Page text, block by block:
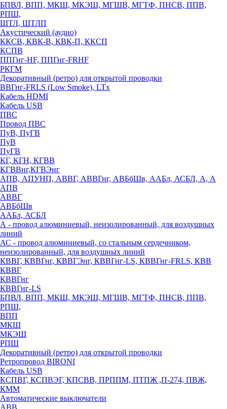
БПВЛ, ВПП, МКШ, МКЭШ, МГШВ, МГТФ, ПНСВ, ППВ,
РПШ,
ШТЛ, ШТЛП
Акустический (аудио)
ККСВ, КВК-В, КВК-П, ККСП
КСПВ
ППГнг-HF, ППГнг-FRHF
РКГМ
Декоративный (ретро) для открытой проводки
ВВГнг-FRLS (Low Smoke), LTx
Кабель HDMI
Кабель USB
ПВС
Провод ПВС
ПуВ, ПуГВ
ПуВ
ПуГВ
КГ, КГН, КГВВ
КГВВнг,КГВЭнг
АПВ, АПУНП, АВВГ, АВВГнг, АВБбШв, ААБл, АСБЛ, А, А
АПВ
АВВГ
АВБбШв
ААБл, АСБЛ
А - провод алюминиевый, неизолированный, для воздушных
линий
АС - провод алюминиевый, со стальным сердечником,
неизолированный, для воздушных линий
КВВГ, КВВГнг, КВВГЭнг, КВВГнг-LS, КВВГнг-FRLS, КВВ
КВВГ
КВВГнг
КВВГнг-LS
БПВЛ, ВПП, МКШ, МКЭШ, МГШВ, МГТФ, ПНСВ, ППВ,
РПШ,
ВПП
МКШ
МКЭШ
РПШ
Декоративный (ретро) для открытой проводки
Ретропровод BIRONI
Кабель USB
КСПВГ, КСПВЭГ, КПСВВ, ПРППМ, ПТПЖ ,П-274, ПВЖ,
КММ
Автоматические выключатели
ABB